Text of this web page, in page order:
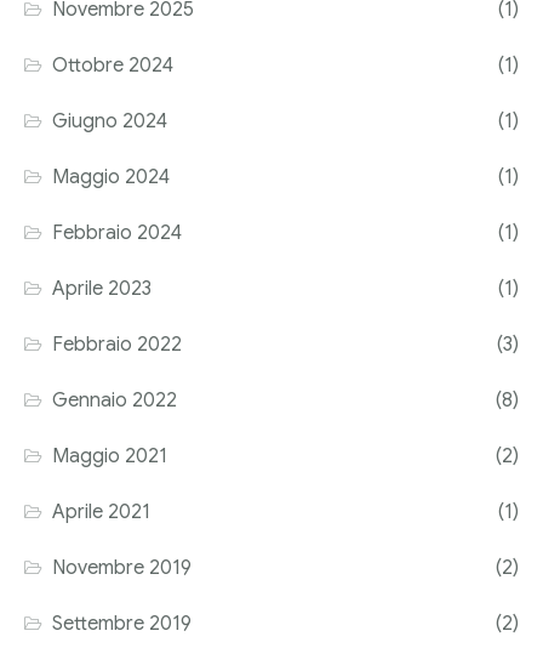
Novembre 2025 (1)
Ottobre 2024 (1)
Giugno 2024 (1)
Maggio 2024 (1)
Febbraio 2024 (1)
Aprile 2023 (1)
Febbraio 2022 (3)
Gennaio 2022 (8)
Maggio 2021 (2)
Aprile 2021 (1)
Novembre 2019 (2)
Settembre 2019 (2)